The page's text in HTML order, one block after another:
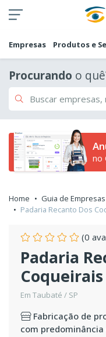
Empresas Produtos e
Procurando o
no
Home Guia de Empresas
Padaria Recanto Dos
(0
Padaria
Coqueirais
Em Taubaté / SP
Fabricação de
com